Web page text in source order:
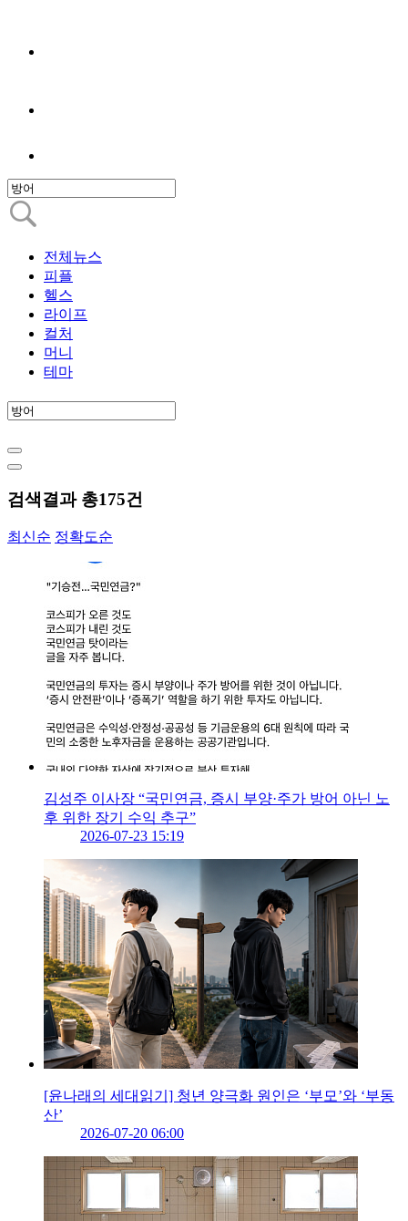
전체뉴스
피플
헬스
라이프
컬처
머니
테마
검색결과 총175건
최신순 정확도순
김성주 이사장 “국민연금, 증시 부양·주가 방어 아닌 노
후 위한 장기 수익 추구”
2026-07-23 15:19
[윤나래의 세대읽기] 청년 양극화 원인은 ‘부모’와 ‘부동
산’
2026-07-20 06:00